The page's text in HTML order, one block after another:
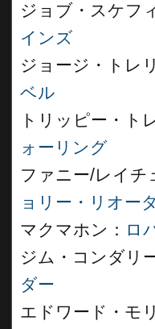
ジョブ・スケフ
インズ
ジョージ・トレ
ベル
トリッピー・ト
ォーリング
ファニー/レイチ
ョリー・リオー
マクマホン： ロ
ジム・コンダリ
ダー
エドワード・モ